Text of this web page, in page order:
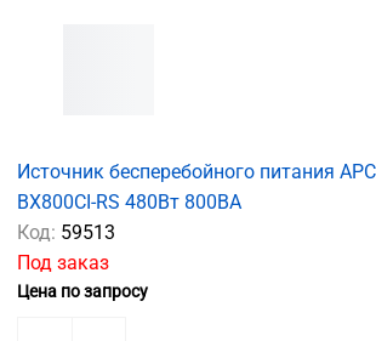
Источник бесперебойного питания
BX800CI-RS 480Вт 800ВА
Код: 59513
Под заказ
Цена по запросу